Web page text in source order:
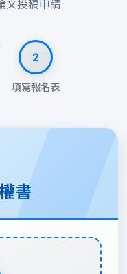
文投稿申請
2
填寫報名表
書